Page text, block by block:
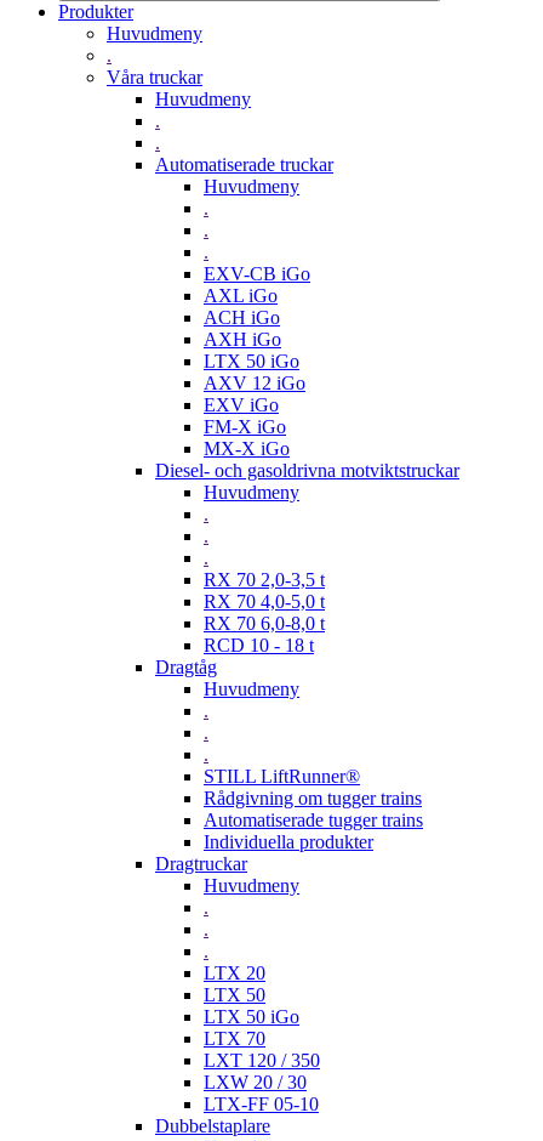
Produkter
Huvudmeny
.
Våra truckar
Huvudmeny
.
.
Automatiserade truckar
Huvudmeny
.
.
.
EXV-CB iGo
AXL iGo
ACH iGo
AXH iGo
LTX 50 iGo
AXV 12 iGo
EXV iGo
FM-X iGo
MX-X iGo
Diesel- och gasoldrivna motviktstruckar
Huvudmeny
.
.
.
RX 70 2,0-3,5 t
RX 70 4,0-5,0 t
RX 70 6,0-8,0 t
RCD 10 - 18 t
Dragtåg
Huvudmeny
.
.
.
STILL LiftRunner®
Rådgivning om tugger trains
Automatiserade tugger trains
Individuella produkter
Dragtruckar
Huvudmeny
.
.
.
LTX 20
LTX 50
LTX 50 iGo
LTX 70
LXT 120 / 350
LXW 20 / 30
LTX-FF 05-10
Dubbelstaplare